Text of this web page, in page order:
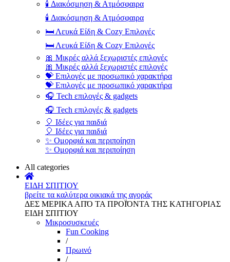
🕯️ Διακόσμηση & Ατμόσφαιρα
🕯️ Διακόσμηση & Ατμόσφαιρα
🛏️ Λευκά Είδη & Cozy Επιλογές
🛏️ Λευκά Είδη & Cozy Επιλογές
🎀 Μικρές αλλά ξεχωριστές επιλογές
🎀 Μικρές αλλά ξεχωριστές επιλογές
💝 Επιλογές με προσωπικό χαρακτήρα
💝 Επιλογές με προσωπικό χαρακτήρα
🎧 Tech επιλογές & gadgets
🎧 Tech επιλογές & gadgets
🎈 Ιδέες για παιδιά
🎈 Ιδέες για παιδιά
✨ Ομορφιά και περιποίηση
✨ Ομορφιά και περιποίηση
All categories
ΕΙΔΗ ΣΠΙΤΙΟΥ
βρείτε τα καλύτερα οικιακά της αγοράς
ΔΕΣ ΜΕΡΙΚΑ ΑΠΌ ΤΑ ΠΡΟΪΌΝΤΑ ΤΗΣ ΚΑΤΗΓΟΡΙΑΣ
ΕΙΔΗ ΣΠΙΤΙΟΥ
Μικροσυσκευές
Fun Cooking
/
Πρωινό
/